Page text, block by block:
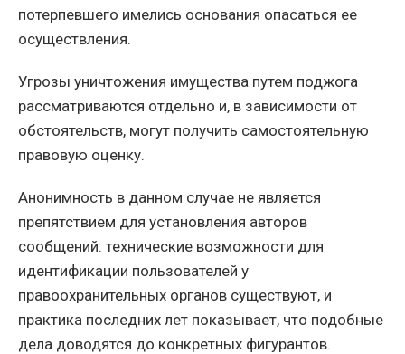
потерпевшего имелись основания опасаться ее
осуществления.
Угрозы уничтожения имущества путем поджога
рассматриваются отдельно и, в зависимости от
обстоятельств, могут получить самостоятельную
правовую оценку.
Анонимность в данном случае не является
препятствием для установления авторов
сообщений: технические возможности для
идентификации пользователей у
правоохранительных органов существуют, и
практика последних лет показывает, что подобные
дела доводятся до конкретных фигурантов.